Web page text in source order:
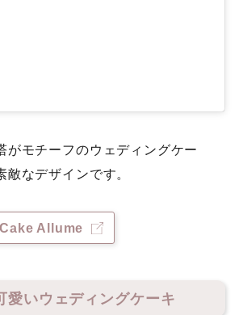
がモチーフのウェディングケー
敵なデザインです。
Allume
愛いウェディングケーキ